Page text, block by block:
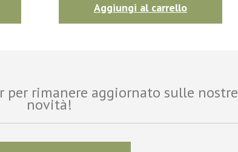
Aggiungi al carrello
rimanere aggiornato sulle nostre
novità!